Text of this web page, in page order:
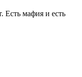
Есть мафия и есть